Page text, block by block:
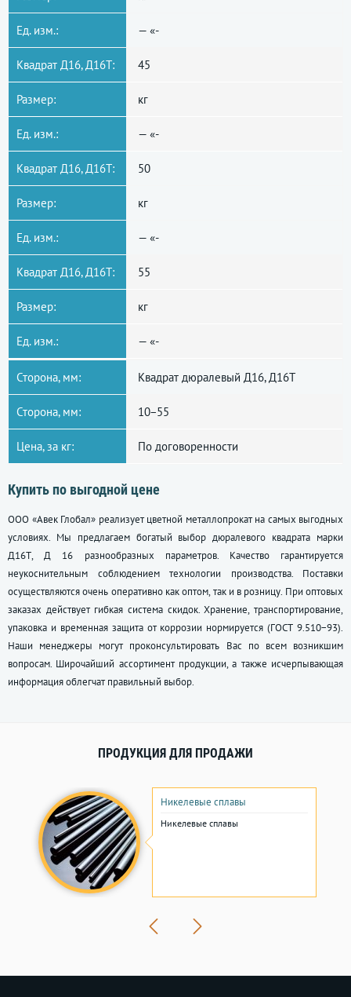
Ед. изм.: — «-
Квадрат Д16, Д16Т: 45
Размер: кг
Ед. изм.: — «-
Квадрат Д16, Д16Т: 50
Размер: кг
Ед. изм.: — «-
Квадрат Д16, Д16Т: 55
Размер: кг
Ед. изм.: — «-
Сторона, мм: Квадрат дюралевый Д16, Д16Т
Сторона, мм: 10−55
Цена, за кг: По договоренности
Купить по выгодной цене
ООО «Авек Глобал» реализует цветной металлопрокат на самых выгодных
условиях. Мы предлагаем богатый выбор дюралевого квадрата марки
Д16Т, Д 16 разнообразных параметров. Качество гарантируется
неукоснительным соблюдением технологии производства. Поставки
осуществляются очень оперативно как оптом, так и в розницу. При оптовых
заказах действует гибкая система скидок. Хранение, транспортирование,
упаковка и временная защита от коррозии нормируется (ГОСТ 9.510−93).
Наши менеджеры могут проконсультировать Вас по всем возникшим
вопросам. Широчайший ассортимент продукции, а также исчерпывающая
информация облегчат правильный выбор.
ПРОДУКЦИЯ ДЛЯ ПРОДАЖИ
Никелевые сплавы
Никелевые сплавы